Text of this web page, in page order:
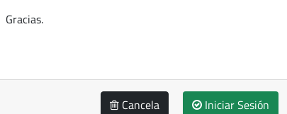
Gracias.
Cancela Iniciar Sesión